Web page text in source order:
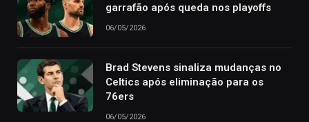
garrafão após queda nos playoffs
06/05/2026
Brad Stevens sinaliza mudanças no
Celtics após eliminação para os
76ers
06/05/2026